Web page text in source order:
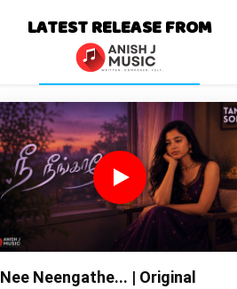
LATEST RELEASE FROM
Nee Neengathe... | Original